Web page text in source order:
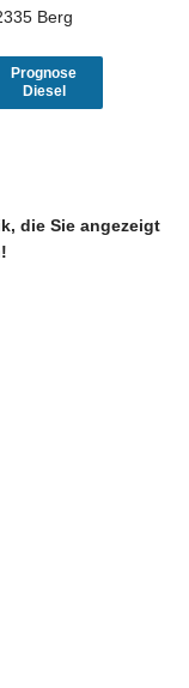
Berg
Prognose
Diesel
die Sie angezeigt